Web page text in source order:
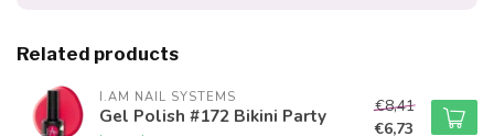
Related products
I.AM NAIL SYSTEMS
Gel Polish #172 Bikini Party
€8,41
€6,73